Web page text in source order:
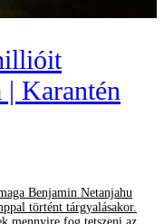
Karantén
Benjamin Netanjahu
történt tárgyalásakor.